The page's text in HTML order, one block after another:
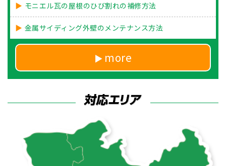
モニエル瓦の屋根のひび割れの補修方法
金属サイディング外壁のメンテナンス方法
more